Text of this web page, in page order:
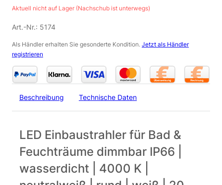
Aktuell nicht auf Lager (Nachschub ist unterwegs)
Art.-Nr.: 5174
Als Händler erhalten Sie gesonderte Kondition. Jetzt als Händler
registrieren
Beschreibung Technische Daten
LED Einbaustrahler für Bad &
Feuchträume dimmbar IP66 |
wasserdicht | 4000 K |